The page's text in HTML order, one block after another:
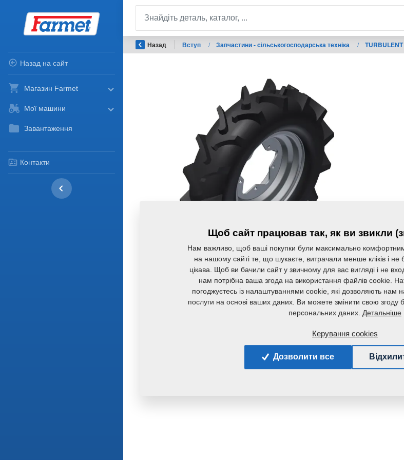
Назад на сайт
Магазин Farmet
Мої машини
Завантаження
Контакти
Назад Вступ / Запчастини - сільськогосподарська техніка / TURBULENT
Щоб сайт працював так, як ви звикли
Нам важливо, щоб ваші покупки були максимально
на нашому сайті те, що шукаєте, витрачали менше кліків і
цікава. Щоб ви бачили сайт у звичному для вас вигляді і не
нам потрібна ваша згода на використання файлів cookie.
погоджуєтесь із налаштуваннями cookie, які дозволяють нам
послуги на основі ваших даних. Ви можете змінити свою згоду
персональних даних. Детальніше
Керування cookies
Дозволити все